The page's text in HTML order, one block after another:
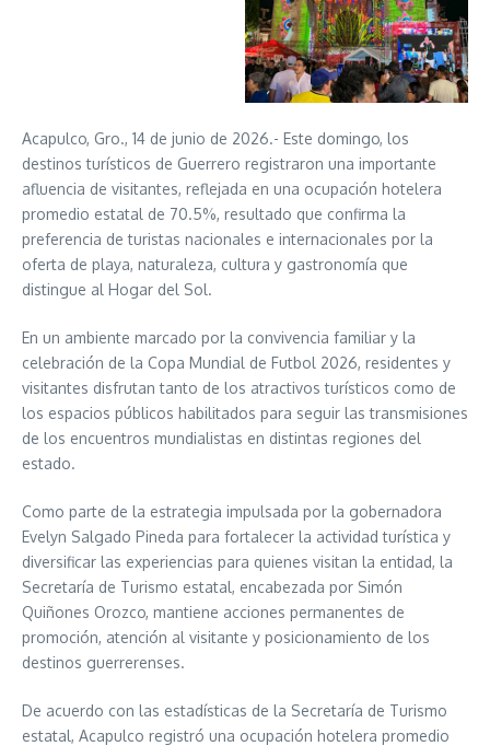
Acapulco, Gro., 14 de junio de 2026.- Este domingo, los
destinos turísticos de Guerrero registraron una importante
afluencia de visitantes, reflejada en una ocupación hotelera
promedio estatal de 70.5%, resultado que confirma la
preferencia de turistas nacionales e internacionales por la
oferta de playa, naturaleza, cultura y gastronomía que
distingue al Hogar del Sol.
En un ambiente marcado por la convivencia familiar y la
celebración de la Copa Mundial de Futbol 2026, residentes y
visitantes disfrutan tanto de los atractivos turísticos como de
los espacios públicos habilitados para seguir las transmisiones
de los encuentros mundialistas en distintas regiones del
estado.
Como parte de la estrategia impulsada por la gobernadora
Evelyn Salgado Pineda para fortalecer la actividad turística y
diversificar las experiencias para quienes visitan la entidad, la
Secretaría de Turismo estatal, encabezada por Simón
Quiñones Orozco, mantiene acciones permanentes de
promoción, atención al visitante y posicionamiento de los
destinos guerrerenses.
De acuerdo con las estadísticas de la Secretaría de Turismo
estatal, Acapulco registró una ocupación hotelera promedio